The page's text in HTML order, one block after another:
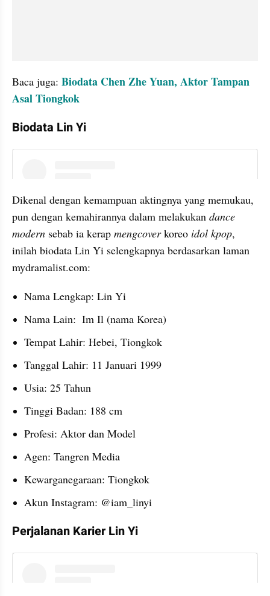
Baca juga: Biodata Chen Zhe Yuan, Aktor Tampan
Asal Tiongkok
Biodata Lin Yi
Dikenal dengan kemampuan aktingnya yang memukau,
pun dengan kemahirannya dalam melakukan dance
modern sebab ia kerap mengcover koreo idol kpop,
inilah biodata Lin Yi selengkapnya berdasarkan laman
mydramalist.com:
Nama Lengkap: Lin Yi
Nama Lain:  Im Il (nama Korea)
Tempat Lahir: Hebei, Tiongkok
Tanggal Lahir: 11 Januari 1999
Usia: 25 Tahun
Tinggi Badan: 188 cm
Profesi: Aktor dan Model
Agen: Tangren Media
Kewarganegaraan: Tiongkok
Akun Instagram: @iam_linyi
Perjalanan Karier Lin Yi